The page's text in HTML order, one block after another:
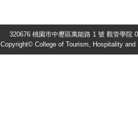
320676 桃園市中壢區萬能路 1 號 觀管學院
Copyright© College of Tourism, Hospitality